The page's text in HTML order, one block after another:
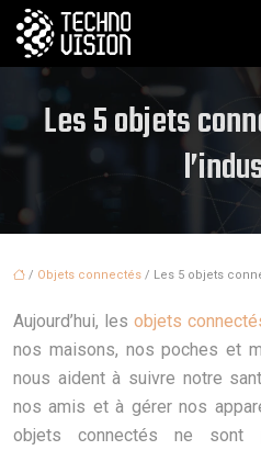
Les 5 objets
/ Objets connectés / Les 5 objets
Aujourd’hui, lesobjets
nos maisons, nos poches et
nous aident à suivre notre
nos amis et à gérer nos
objets connectés ne sont